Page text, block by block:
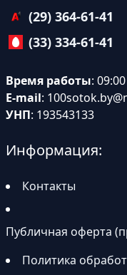
(29) 364-61-41
(33) 334-61-41
Время работы:
E-mail:
УНП: 193543133
Информация:
Контакты
Публичная оферта
Политика